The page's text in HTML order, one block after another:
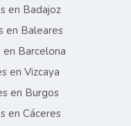
en Badajoz
en Baleares
Barcelona
en Vizcaya
en Burgos
en Cáceres